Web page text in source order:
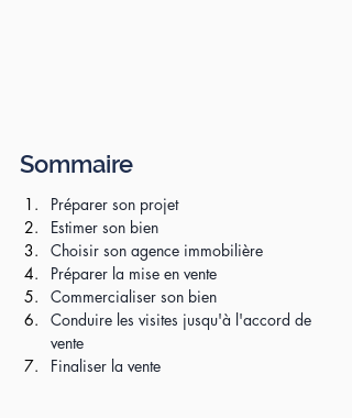
Sommaire
Préparer son projet
Estimer son bien
Choisir son agence immobilière
Préparer la mise en vente
Commercialiser son bien
Conduire les visites jusqu'à l'accord de
vente
Finaliser la vente